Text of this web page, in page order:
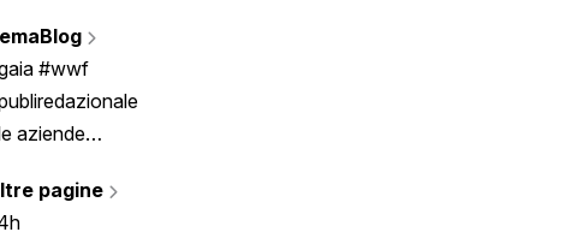
#wwf
aziende
pagine